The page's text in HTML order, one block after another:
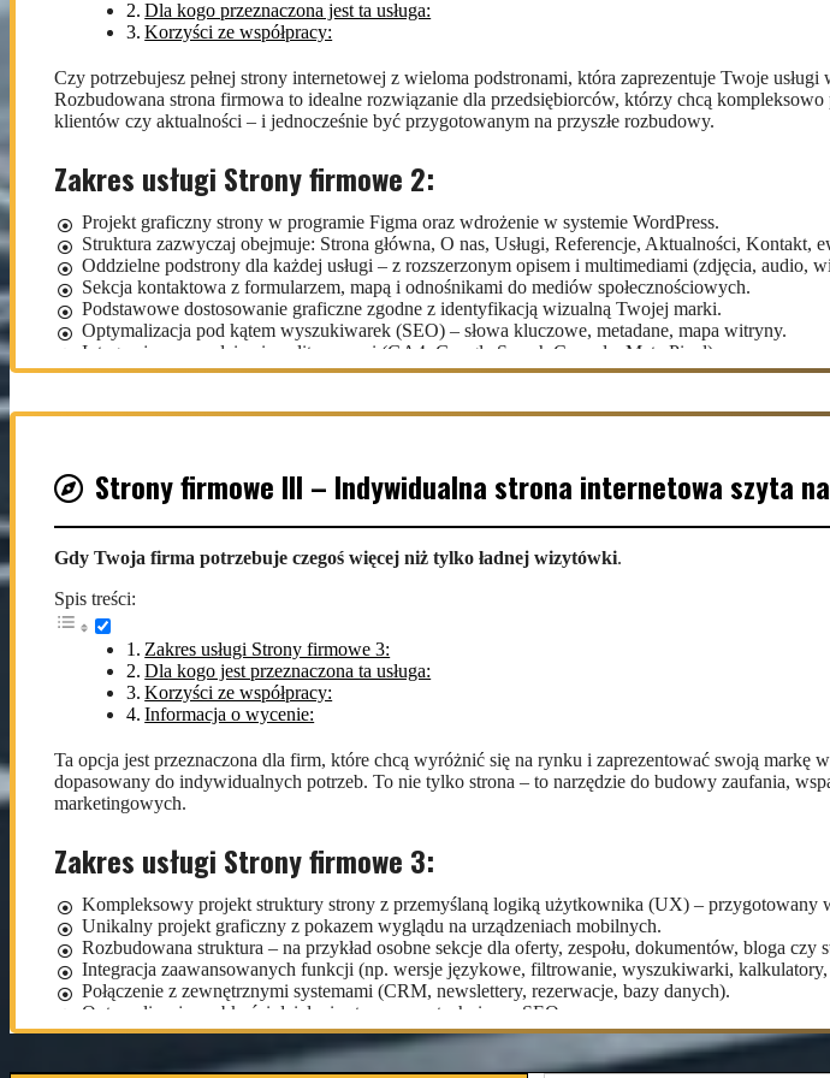
Dla kogo przeznaczona jest ta usługa:
Korzyści ze współpracy:
Czy potrzebujesz pełnej strony internetowej z wieloma podstronami, która zaprezentuje Twoje
Rozbudowana strona firmowa to idealne rozwiązanie dla przedsiębiorców, którzy chcą kompleksowo
klientów czy aktualności – i jednocześnie być przygotowanym na przyszłe rozbudowy.
Zakres usługi Strony firmowe 2:
Projekt graficzny strony w programie Figma oraz wdrożenie w systemie WordPress.
Struktura zazwyczaj obejmuje: Strona główna, O nas, Usługi, Referencje, Aktualności, Kontakt,
Oddzielne podstrony dla każdej usługi – z rozszerzonym opisem i multimediami (zdjęcia, audio,
Sekcja kontaktowa z formularzem, mapą i odnośnikami do mediów społecznościowych.
Podstawowe dostosowanie graficzne zgodne z identyfikacją wizualną Twojej marki.
Optymalizacja pod kątem wyszukiwarek (SEO) – słowa kluczowe, metadane, mapa witryny.
Integracja z narzędziami analitycznymi (GA4, Google Search Console, Meta Pixel).
Dla kogo przeznaczona jest ta usługa:
Przedsiębiorstwa oferujące różne rodzaje usług lub posiadające kilka grup docelowych.
Marki planujące rozwój strony – np. poprzez blog, aktualności lub zakładkę kariera.
Korzyści ze współpracy:
Strona gotowa do dalszego rozwoju i rozbudowy treści.
Lepsze SEO dzięki oddzielnym podstronom i logicznej strukturze.
Czytelna prezentacja – klienci szybciej znajdą to, czego szukają.
Możliwość regularnego aktualizowania treści bez potrzeby ingerencji programisty.
Strony firmowe III – Indywidualna strona internetowa szyta
Gdy Twoja firma potrzebuje czegoś więcej niż tylko ładnej wizytówki.
Spis treści:
Zakres usługi Strony firmowe 3:
Dla kogo jest przeznaczona ta usługa:
Korzyści ze współpracy:
Informacja o wycenie:
Ta opcja jest przeznaczona dla firm, które chcą wyróżnić się na rynku i zaprezentować swoją markę
dopasowany do indywidualnych potrzeb. To nie tylko strona – to narzędzie do budowy zaufania,
marketingowych.
Zakres usługi Strony firmowe 3:
Kompleksowy projekt struktury strony z przemyślaną logiką użytkownika (UX) – przygotowany
Unikalny projekt graficzny z pokazem wyglądu na urządzeniach mobilnych.
Rozbudowana struktura – na przykład osobne sekcje dla oferty, zespołu, dokumentów, bloga czy
Integracja zaawansowanych funkcji (np. wersje językowe, filtrowanie, wyszukiwarki,
Połączenie z zewnętrznymi systemami (CRM, newslettery, rezerwacje, bazy danych).
Optymalizacja szybkości działania strony oraz techniczne SEO.
Szkolenie z obsługi oraz dokumentacja do dalszego zarządzania treścią.